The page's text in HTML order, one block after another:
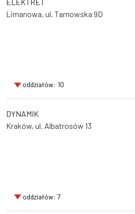
Limanowa, ul. Tarnowska 9D
oddziałów: 10
DYNAMIK
Kraków, ul. Albatrosów 13
oddziałów: 7